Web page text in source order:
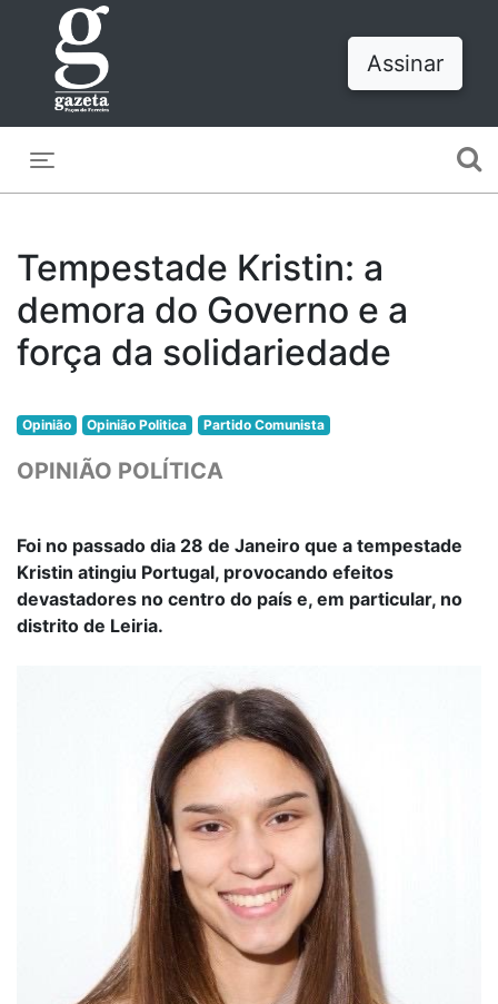
Assinar
Tempestade Kristin: a
demora do Governo e a
força da solidariedade
Opinião Opinião Politica Partido Comunista
OPINIÃO POLÍTICA
Foi no passado dia 28 de Janeiro que a tempestade
Kristin atingiu Portugal, provocando efeitos
devastadores no centro do país e, em particular, no
distrito de Leiria.